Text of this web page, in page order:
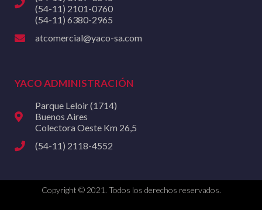
(54-11) 2101-0760
(54-11) 6380-2965
atcomercial@yaco-sa.com
YACO ADMINISTRACIÓN
Parque Leloir (1714)
Buenos Aires
Colectora Oeste Km 26,5
(54-11) 2118-4552
Copyright © 2021. Todos los derechos reservados.